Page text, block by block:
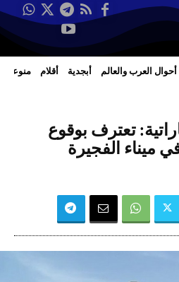
أحوال العرب والعالم أبجدية أقلام منوعات
تعترف بوقوع
ميناء الفجيرة